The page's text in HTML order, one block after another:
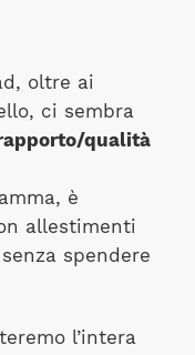
oltre ai
ci sembra
qualità
è
allestimenti
spendere
l’intera